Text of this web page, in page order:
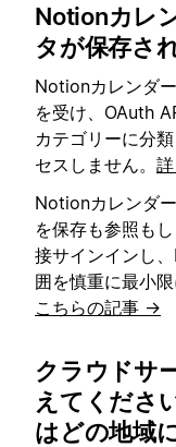
Notionカレ
タが保存さ
Notionカレンダ
を受け、OAuth
カテゴリーに分
セスしません。
Notionカレンダ
を保存も参照も
接サインインし
囲を慎重に最小
こちらの記事 →
クラウドサ
えてくださ
はどの地域